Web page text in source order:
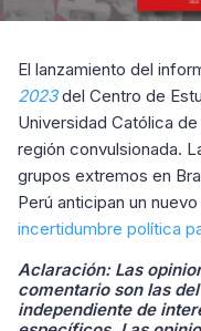
El lanzamiento del
2023del Centro de
Universidad Católica
región convulsionada.
grupos extremos en
Perú anticipan un
incertidumbre política
Aclaración: Las
comentario son las
independiente de